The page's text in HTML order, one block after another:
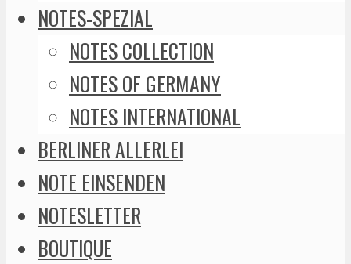
NOTES-SPEZIAL
NOTES COLLECTION
NOTES OF GERMANY
NOTES INTERNATIONAL
BERLINER ALLERLEI
NOTE EINSENDEN
NOTESLETTER
BOUTIQUE